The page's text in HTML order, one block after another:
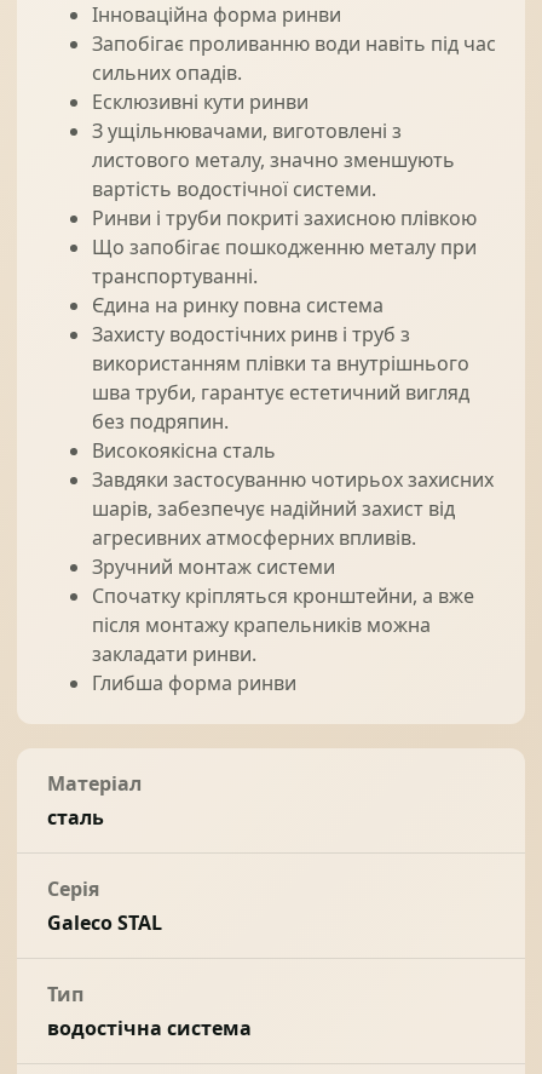
Інноваційна форма ринви
Запобігає проливанню води навіть під час
сильних опадів.
Есклюзивні кути ринви
З ущільнювачами, виготовлені з
листового металу, значно зменшують
вартість водостічної системи.
Ринви і труби покриті захисною плівкою
Що запобігає пошкодженню металу при
транспортуванні.
Єдина на ринку повна система
Захисту водостічних ринв і труб з
використанням плівки та внутрішнього
шва труби, гарантує естетичний вигляд
без подряпин.
Високоякісна сталь
Завдяки застосуванню чотирьох захисних
шарів, забезпечує надійний захист від
агресивних атмосферних впливів.
Зручний монтаж системи
Спочатку кріпляться кронштейни, а вже
після монтажу крапельників можна
закладати ринви.
Глибша форма ринви
Матеріал
сталь
Серія
Galeco STAL
Тип
водостічна система